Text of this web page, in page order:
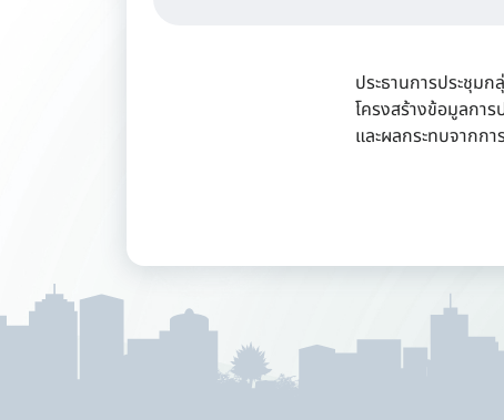
ประธานการประชุม
โครงสร้างข้อมูลกา
และผลกระทบจากก